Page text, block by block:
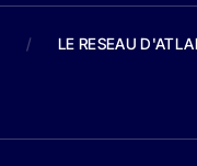
/ LE RESEAU